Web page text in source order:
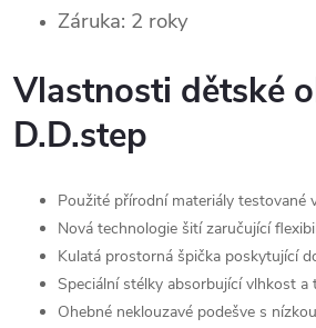
Záruka: 2 roky
Vlastnosti dětské
D.D.step
Použité přírodní materiály testované
Nová technologie šití zaručující
Kulatá prostorná špička poskytující
Speciální stélky absorbující vlhkost a
Ohebné neklouzavé podešve s